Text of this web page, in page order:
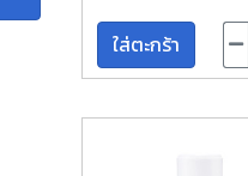
ใส่ตะกร้า